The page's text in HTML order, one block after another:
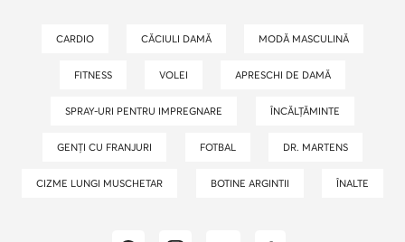
CARDIO CĂCIULI DAMĂ MODĂ MASCULINĂ
FITNESS VOLEI APRESCHI DE DAMĂ
SPRAY-URI PENTRU IMPREGNARE ÎNCĂLȚĂMINTE
GENȚI CU FRANJURI FOTBAL DR. MARTENS
CIZME LUNGI MUSCHETAR BOTINE ARGINTII ÎNALTE